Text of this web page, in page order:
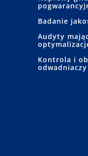
Badanie
Audyty
Kontrola i
odwadniaczy